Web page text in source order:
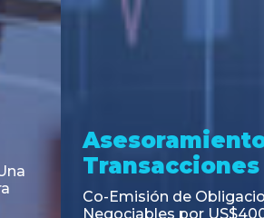
Transacciones
PAGBAM asesoró a
autorización para la